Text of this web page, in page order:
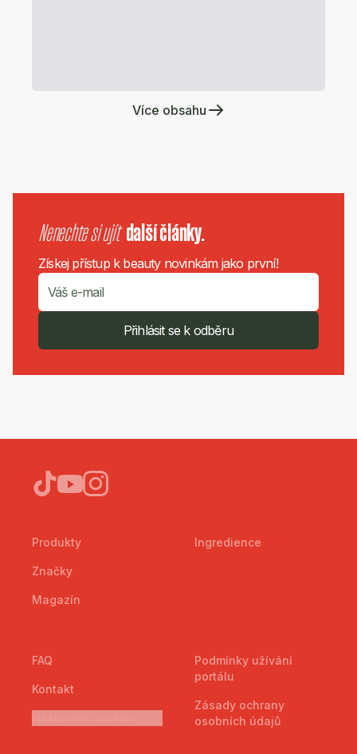
Více obsahu
Nenechte si ujít další články.
Získej přístup k beauty novinkám jako první!
Přihlásit se k odběru
Produkty
Značky
Magazín
Ingredience
FAQ
Kontakt
Podmínky užívání
portálu
Zásady ochrany
osobních údajů